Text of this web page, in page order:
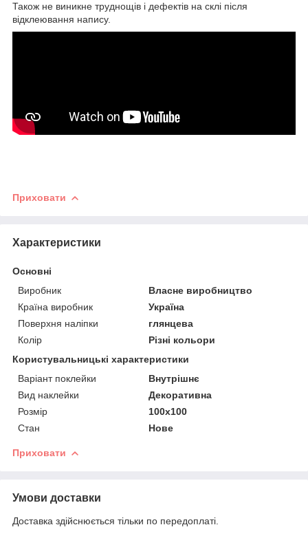
Також не виникне труднощів і дефектів на склі після
відклеювання напису.
Приховати
Характеристики
Основні
Виробник
Власне виробництво
Країна виробник
Україна
Поверхня наліпки
глянцева
Колір
Різні кольори
Користувальницькі характеристики
Варіант поклейки
Внутрішнє
Вид наклейки
Декоративна
Розмір
100х100
Стан
Нове
Приховати
Умови доставки
Доставка здійснюється тільки по передоплаті.